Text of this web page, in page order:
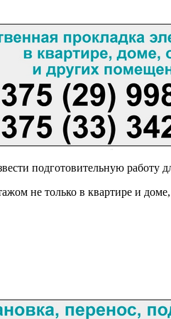
подготовительную работу
не только в квартире и